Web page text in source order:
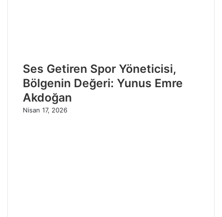
Ses Getiren Spor Yöneticisi,
Bölgenin Değeri: Yunus Emre
Akdoğan
Nisan 17, 2026